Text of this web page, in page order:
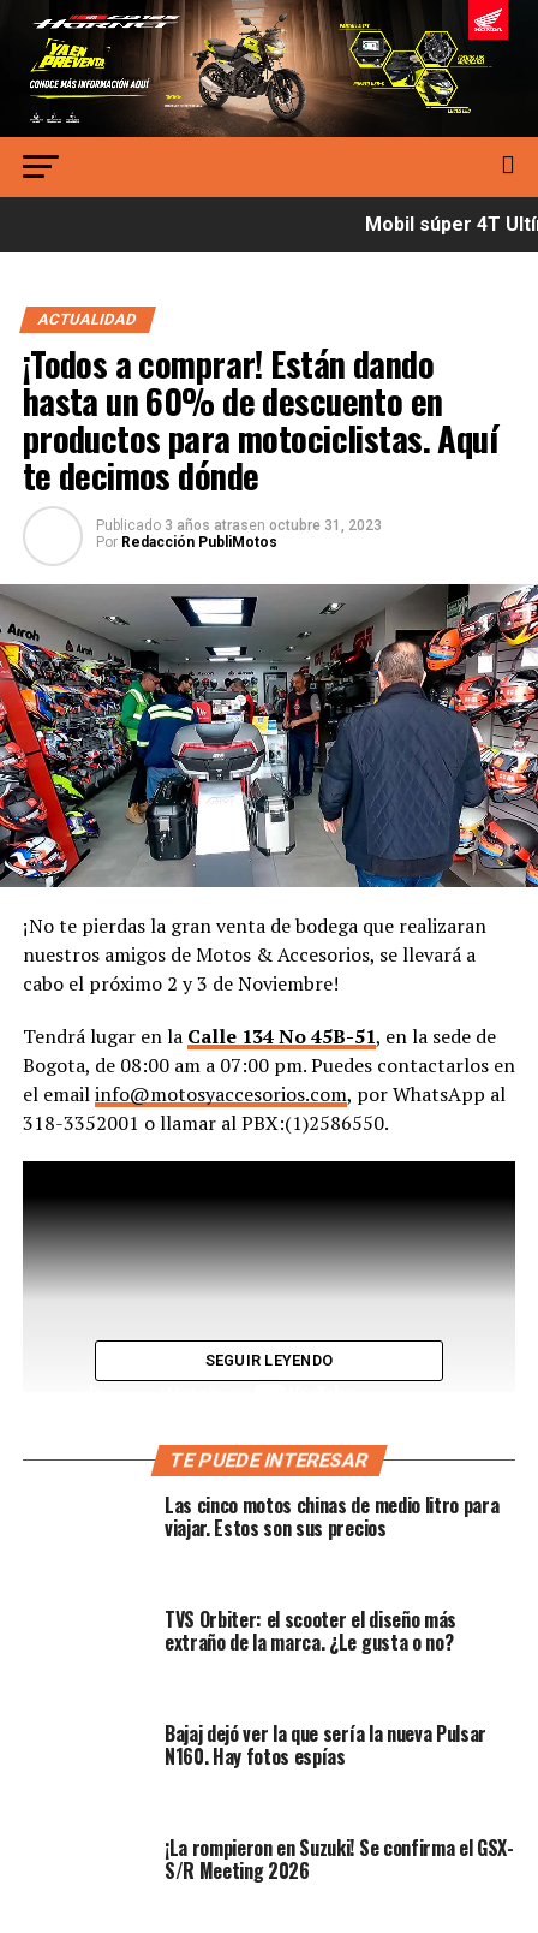
Mobil súper 4T
ACTUALIDAD
¡Todos a comprar! Están dando
hasta un 60% de descuento en
productos para motociclistas. Aquí
te decimos dónde
Publicado 3 años atrasen octubre 31, 2023
Por Redacción PubliMotos
¡No te pierdas la gran venta de bodega que realizaran
nuestros amigos de Motos & Accesorios, se llevará a
cabo el próximo 2 y 3 de Noviembre!
Tendrá lugar en la Calle 134 No 45B-51, en la sede de
Bogota, de 08:00 am a 07:00 pm. Puedes contactarlos en
el emailinfo@motosyaccesorios.com, por WhatsApp al
318-3352001 o llamar al PBX:(1)2586550.
En esta venta de Bodega estarán disponibles más de 500
productos seleccionados de todas las marcas que
representan, con un precio imperdible.
Tendrán descuentos desde el 20% hasta el 60%, de
SEGUIR LEYENDO
TE PUEDE INTERESAR
Las cinco motos chinas de medio litro para
viajar. Estos son sus precios
TVS Orbiter: el scooter el diseño más
extraño de la marca. ¿Le gusta o no?
Bajaj dejó ver la que sería la nueva Pulsar
N160. Hay fotos espías
¡La rompieron en Suzuki! Se confirma el GSX-
S/R Meeting 2026